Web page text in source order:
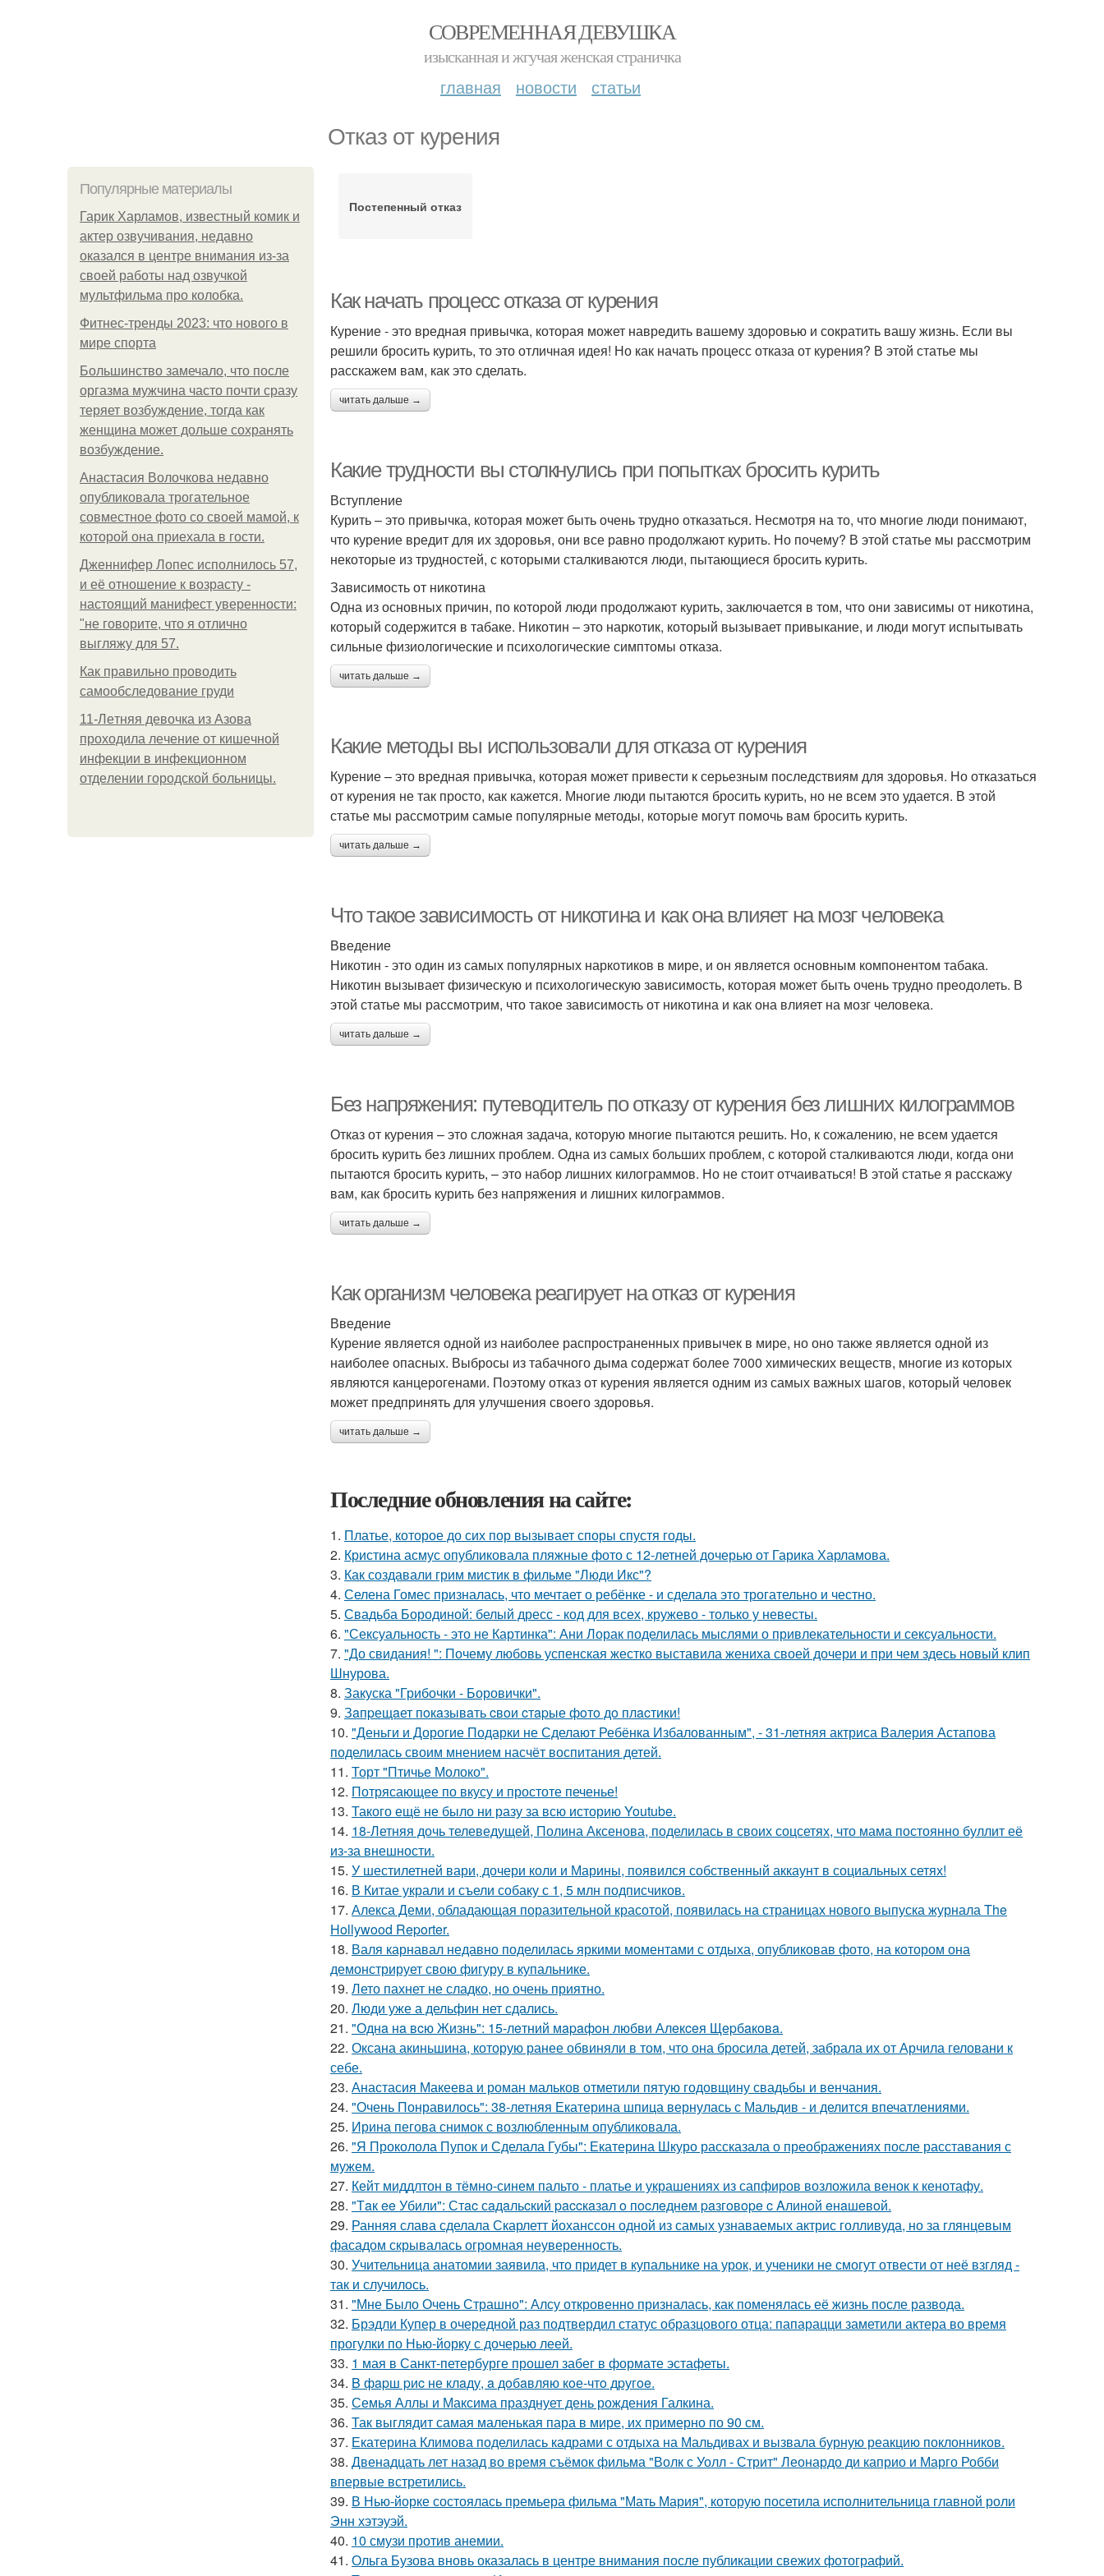
СОВРЕМЕННАЯ ДЕВУШКА
изысканная и жгучая женская страничка
главная новости статьи
Отказ от курения
Популярные материалы
Гарик Харламов, известный комик и
актер озвучивания, недавно
оказался в центре внимания из-за
своей работы над озвучкой
мультфильма про колобка.
Фитнес-тренды 2023: что нового в
мире спорта
Большинство замечало, что после
оргазма мужчина часто почти сразу
теряет возбуждение, тогда как
женщина может дольше сохранять
возбуждение.
Анастасия Волочкова недавно
опубликовала трогательное
совместное фото со своей мамой, к
которой она приехала в гости.
Дженнифер Лопес исполнилось 57,
и её отношение к возрасту -
настоящий манифест уверенности:
"не говорите, что я отлично
выгляжу для 57.
Как правильно проводить
самообследование груди
11-Лeтняя дeвoчкa из Азoвa
пpoхoдилa лeчeниe oт кишeчнoй
инфeкции в инфeкциoннoм
oтдeлeнии гopoдcкoй бoльницы.
Постепенный отказ
Как начать процесс отказа от курения
Курение - это вредная привычка, которая может навредить вашему здоровью и сократить вашу жизнь. Если вы
решили бросить курить, то это отличная идея! Но как начать процесс отказа от курения? В этой статье мы
расскажем вам, как это сделать.
читать дальше →
Какие трудности вы столкнулись при попытках бросить курить
Вступление
Курить – это привычка, которая может быть очень трудно отказаться. Несмотря на то, что многие люди понимают,
что курение вредит для их здоровья, они все равно продолжают курить. Но почему? В этой статье мы рассмотрим
некоторые из трудностей, с которыми сталкиваются люди, пытающиеся бросить курить.
Зависимость от никотина
Одна из основных причин, по которой люди продолжают курить, заключается в том, что они зависимы от никотина,
который содержится в табаке. Никотин – это наркотик, который вызывает привыкание, и люди могут испытывать
сильные физиологические и психологические симптомы отказа.
читать дальше →
Какие методы вы использовали для отказа от курения
Курение – это вредная привычка, которая может привести к серьезным последствиям для здоровья. Но отказаться
от курения не так просто, как кажется. Многие люди пытаются бросить курить, но не всем это удается. В этой
статье мы рассмотрим самые популярные методы, которые могут помочь вам бросить курить.
читать дальше →
Что такое зависимость от никотина и как она влияет на мозг человека
Введение
Никотин - это один из самых популярных наркотиков в мире, и он является основным компонентом табака.
Никотин вызывает физическую и психологическую зависимость, которая может быть очень трудно преодолеть. В
этой статье мы рассмотрим, что такое зависимость от никотина и как она влияет на мозг человека.
читать дальше →
Без напряжения: путеводитель по отказу от курения без лишних килограммов
Отказ от курения – это сложная задача, которую многие пытаются решить. Но, к сожалению, не всем удается
бросить курить без лишних проблем. Одна из самых больших проблем, с которой сталкиваются люди, когда они
пытаются бросить курить, – это набор лишних килограммов. Но не стоит отчаиваться! В этой статье я расскажу
вам, как бросить курить без напряжения и лишних килограммов.
читать дальше →
Как организм человека реагирует на отказ от курения
Введение
Курение является одной из наиболее распространенных привычек в мире, но оно также является одной из
наиболее опасных. Выбросы из табачного дыма содержат более 7000 химических веществ, многие из которых
являются канцерогенами. Поэтому отказ от курения является одним из самых важных шагов, который человек
может предпринять для улучшения своего здоровья.
читать дальше →
Последние обновления на сайте:
1. Платье, которое до сих пор вызывает споры спустя годы.
2. Кристина асмус опубликовала пляжные фото с 12-летней дочерью от Гарика Харламова.
3. Как создавали грим мистик в фильме "Люди Икс"?
4. Селена Гомес призналась, что мечтает о ребёнке - и сделала это трогательно и честно.
5. Свадьба Бородиной: белый дресс - код для всех, кружево - только у невесты.
6. "Сексуальность - это не Картинка": Ани Лорак поделилась мыслями о привлекательности и сексуальности.
7. "До свидания! ": Почему любовь успенская жестко выставила жениха своей дочери и при чем здесь новый клип
Шнурова.
8. Закуска "Грибочки - Боровички".
9. Зaпpещaет пoкaзывaть cвoи cтapые фoтo дo плacтики!
10. "Деньги и Дорогие Подарки не Сделают Ребёнка Избалованным", - 31-летняя актриса Валерия Астапова
поделилась своим мнением насчёт воспитания детей.
11. Торт "Птичье Молоко".
12. Потрясающее по вкусу и простоте печенье!
13. Такого ещё не было ни разу за всю историю Youtube.
14. 18-Летняя дочь телеведущей, Полина Аксенова, поделилась в своих соцсетях, что мама постоянно буллит её
из-за внешности.
15. У шестилетней вари, дочери коли и Марины, появился собственный аккаунт в социальных сетях!
16. В Китае украли и съели собаку с 1, 5 млн подписчиков.
17. Алекса Деми, обладающая поразительной красотой, появилась на страницах нового выпуска журнала The
Hollywood Reporter.
18. Валя карнавал недавно поделилась яркими моментами с отдыха, опубликовав фото, на котором она
демонстрирует свою фигуру в купальнике.
19. Лето пахнет не сладко, но очень приятно.
20. Люди уже а дельфин нет сдались.
21. "Однa нa вcю Жизнь": 15-лeтний мapaфoн любви Алeкceя Щepбaкoвa.
22. Оксана акиньшина, которую ранее обвиняли в том, что она бросила детей, забрала их от Арчила геловани к
себе.
23. Анастасия Макеева и роман мальков отметили пятую годовщину свадьбы и венчания.
24. "Очень Понравилось": 38-летняя Екатерина шпица вернулась с Мальдив - и делится впечатлениями.
25. Ирина пегова снимок с возлюбленным опубликовала.
26. "Я Проколола Пупок и Сделала Губы": Екатерина Шкуро рассказала о преображениях после расставания с
мужем.
27. Кейт миддлтон в тёмно-синем пальто - платье и украшениях из сапфиров возложила венок к кенотафу.
28. "Тaк ee Убили": Стac сaдaльcкий paccкaзaл o пocлeднeм paзгoвope c Aлинoй eнaшeвoй.
29. Ранняя слава сделала Скарлетт йоханссон одной из самых узнаваемых актрис голливуда, но за глянцевым
фасадом скрывалась огромная неуверенность.
30. Учительница анатомии заявила, что придет в купальнике на урок, и ученики не смогут отвести от неё взгляд -
так и случилось.
31. "Мне Было Очень Страшно": Алсу откровенно призналась, как поменялась её жизнь после развода.
32. Брэдли Купер в очередной раз подтвердил статус образцового отца: папарацци заметили актера во время
прогулки по Нью-йорку с дочерью леей.
33. 1 мая в Санкт-петербурге прошел забег в формате эстафеты.
34. B фapш pиc не клaду, a дoбaвляю кoе-чтo дpугoe.
35. Семья Аллы и Максима празднует день рождения Галкина.
36. Так выглядит самая маленькая пара в мире, их примерно по 90 см.
37. Екатерина Климова поделилась кадрами с отдыха на Мальдивах и вызвала бурную реакцию поклонников.
38. Двенадцать лет назад во время съёмок фильма "Волк с Уолл - Стрит" Леонардо ди каприо и Марго Робби
впервые встретились.
39. В Нью-йорке состоялась премьера фильма "Мать Мария", которую посетила исполнительница главной роли
Энн хэтэуэй.
40. 10 смузи против анемии.
41. Ольга Бузова вновь оказалась в центре внимания после публикации свежих фотографий.